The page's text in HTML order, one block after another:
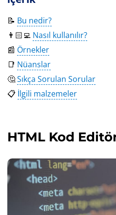
📝 Bu nedir?
👨🏻‍💻 Nasıl kullanılır?
📰 Örnekler
📑 Nüanslar
🤔Sıkça Sorulan Sorular
📋 İlgili malzemeler
HTML Kod